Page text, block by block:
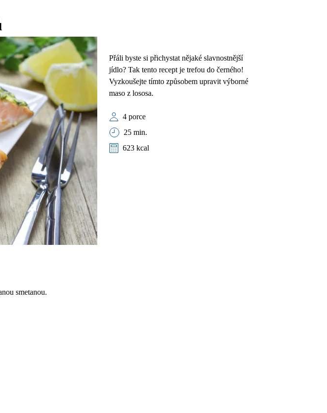
Přáli byste si přichystat nějaké slavnostnější
jídlo? Tak tento recept je trefou do černého!
Vyzkoušejte tímto způsobem upravit výborné
maso z lososa.
4 porce
25 min.
623 kcal
smetanou.